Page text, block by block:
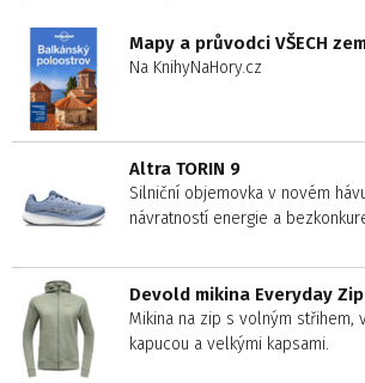
Mapy a průvodci VŠECH
Na KnihyNaHory.cz
Altra TORIN 9
Silniční objemovka v novém
návratností energie a
Devold mikina Everyday
Mikina na zip s volným střihem,
kapucou a velkými kapsami.